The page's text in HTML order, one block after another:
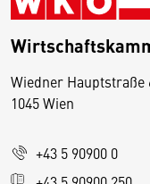
Wiedner Hauptstraße
1045 Wien
+43 5 90900 0
D
s